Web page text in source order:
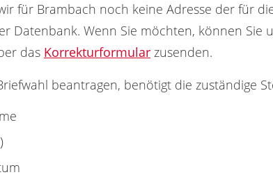
für Brambach noch keine Adresse der für
Datenbank. Wenn Sie möchten, können Sie
das Korrekturformular zusenden.
beantragen, benötigt die zuständige